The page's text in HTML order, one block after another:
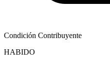
Condición Contribuyente
HABIDO